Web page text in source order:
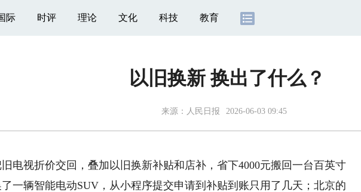
际 时评 理论 文化 科技 教育
以旧换新 换出了什么？
来源： 人民日报 2026-06-03 09:45
视折价交回，叠加以旧换新补贴和店补，省下4000元搬回一台百英寸
一辆智能电动SUV，从小程序提交申请到补贴到账只用了几天；北京的